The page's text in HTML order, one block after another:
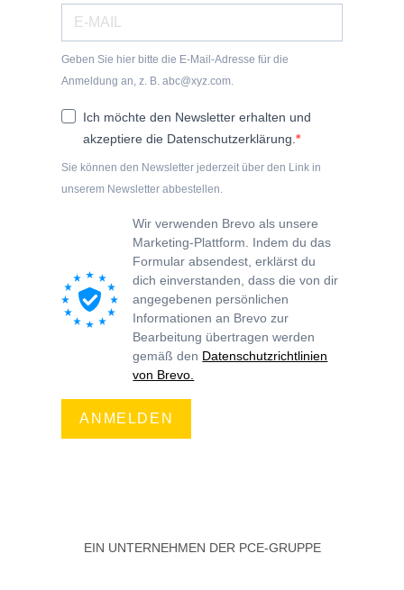
Geben Sie hier bitte die E-Mail-Adresse für die
Anmeldung an, z. B. abc@xyz.com.
Ich möchte den Newsletter erhalten und
akzeptiere die Datenschutzerklärung.
Sie können den Newsletter jederzeit über den Link in
unserem Newsletter abbestellen.
Wir verwenden Brevo als unsere
Marketing-Plattform. Indem du das
Formular absendest, erklärst du
dich einverstanden, dass die von dir
angegebenen persönlichen
Informationen an Brevo zur
Bearbeitung übertragen werden
gemäß den Datenschutzrichtlinien
von Brevo.
ANMELDEN
EIN UNTERNEHMEN DER PCE-GRUPPE